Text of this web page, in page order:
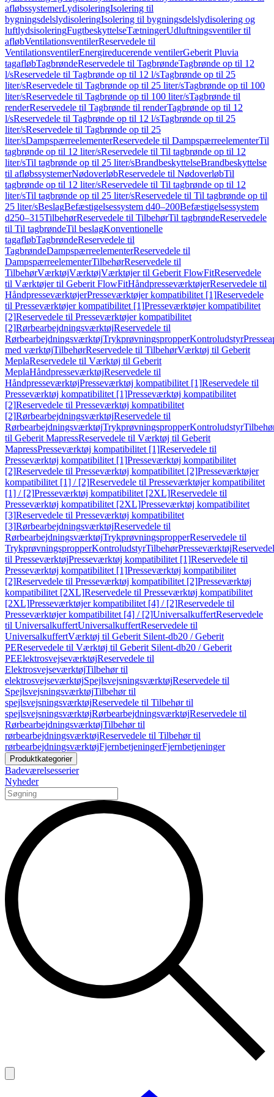
afløbssystemerLydisoleringIsolering til
bygningsdelslydisoleringIsolering til bygningsdelslydisolering og
luftlydsisoleringFugtbeskyttelseTætningerUdluftningsventiler til
afløbVentilationsventilerReservedele til
VentilationsventilerEnergireducerende ventilerGeberit Pluvia
tagafløbTagbrøndeReservedele til TagbrøndeTagbrønde op til 12
l/sReservedele til Tagbrønde op til 12 l/sTagbrønde op til 25
liter/sReservedele til Tagbrønde op til 25 liter/sTagbrønde op til 100
liter/sReservedele til Tagbrønde op til 100 liter/sTagbrønde til
renderReservedele til Tagbrønde til renderTagbrønde op til 12
l/sReservedele til Tagbrønde op til 12 l/sTagbrønde op til 25
liter/sReservedele til Tagbrønde op til 25
liter/sDampspærreelementerReservedele til DampspærreelementerTil
tagbrønde op til 12 liter/sReservedele til Til tagbrønde op til 12
liter/sTil tagbrønde op til 25 liter/sBrandbeskyttelseBrandbeskyttelse
til afløbssystemerNødoverløbReservedele til NødoverløbTil
tagbrønde op til 12 liter/sReservedele til Til tagbrønde op til 12
liter/sTil tagbrønde op til 25 liter/sReservedele til Til tagbrønde op til
25 liter/sBeslagBefæstigelsessystem d40–200Befæstigelsessystem
d250–315TilbehørReservedele til TilbehørTil tagbrøndeReservedele
til Til tagbrøndeTil beslagKonventionelle
tagafløbTagbrøndeReservedele til
TagbrøndeDampspærreelementerReservedele til
DampspærreelementerTilbehørReservedele til
TilbehørVærktøjVærktøjVærktøjer til Geberit FlowFitReservedele
til Værktøjer til Geberit FlowFitHåndpresseværktøjerReservedele til
HåndpresseværktøjerPresseværktøjer kompatibilitet [1]Reservedele
til Presseværktøjer kompatibilitet [1]Presseværktøjer kompatibilitet
[2]Reservedele til Presseværktøjer kompatibilitet
[2]RørbearbejdningsværktøjReservedele til
RørbearbejdningsværktøjTrykprøvningspropperKontroludstyr
med værktøjTilbehørReservedele til TilbehørVærktøj til Geberit
MeplaReservedele til Værktøj til Geberit
MeplaHåndpresseværktøjReservedele til
HåndpresseværktøjPresseværktøj kompatibilitet [1]Reservedele til
Presseværktøj kompatibilitet [1]Presseværktøj kompatibilitet
[2]Reservedele til Presseværktøj kompatibilitet
[2]RørbearbejdningsværktøjReservedele til
RørbearbejdningsværktøjTrykprøvningspropperKontroludstyr
til Geberit MapressReservedele til Værktøj til Geberit
MapressPresseværktøj kompatibilitet [1]Reservedele til
Presseværktøj kompatibilitet [1]Presseværktøj kompatibilitet
[2]Reservedele til Presseværktøj kompatibilitet [2]Presseværktøjer
kompatibilitet [1] / [2]Reservedele til Presseværktøjer kompatibilitet
[1] / [2]Presseværktøj kompatibilitet [2XL]Reservedele til
Presseværktøj kompatibilitet [2XL]Presseværktøj kompatibilitet
[3]Reservedele til Presseværktøj kompatibilitet
[3]RørbearbejdningsværktøjReservedele til
RørbearbejdningsværktøjTrykprøvningspropperReservedele til
TrykprøvningspropperKontroludstyrTilbehørPresseværktøj
til PresseværktøjPresseværktøj kompatibilitet [1]Reservedele til
Presseværktøj kompatibilitet [1]Presseværktøj kompatibilitet
[2]Reservedele til Presseværktøj kompatibilitet [2]Presseværktøj
kompatibilitet [2XL]Reservedele til Presseværktøj kompatibilitet
[2XL]Presseværktøjer kompatibilitet [4] / [2]Reservedele til
Presseværktøjer kompatibilitet [4] / [2]UniversalkuffertReservedele
til UniversalkuffertUniversalkuffertReservedele til
UniversalkuffertVærktøj til Geberit Silent-db20 / Geberit
PEReservedele til Værktøj til Geberit Silent-db20 / Geberit
PEElektrosvejseværktøjReservedele til
ElektrosvejseværktøjTilbehør til
elektrosvejseværktøjSpejlsvejsningsværktøjReservedele til
SpejlsvejsningsværktøjTilbehør til
spejlsvejsningsværktøjReservedele til Tilbehør til
spejlsvejsningsværktøjRørbearbejdningsværktøjReservedele til
RørbearbejdningsværktøjTilbehør til
rørbearbejdningsværktøjReservedele til Tilbehør til
rørbearbejdningsværktøjFjernbetjeningerFjernbetjeninger
Produktkategorier
Badeværelsesserier
Nyheder